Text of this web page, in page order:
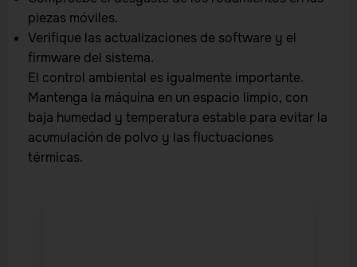
piezas móviles.
Verifique las actualizaciones de software y el
firmware del sistema.
El control ambiental es igualmente importante.
Mantenga la máquina en un espacio limpio, con
baja humedad y temperatura estable para evitar la
acumulación de polvo y las fluctuaciones
térmicas.